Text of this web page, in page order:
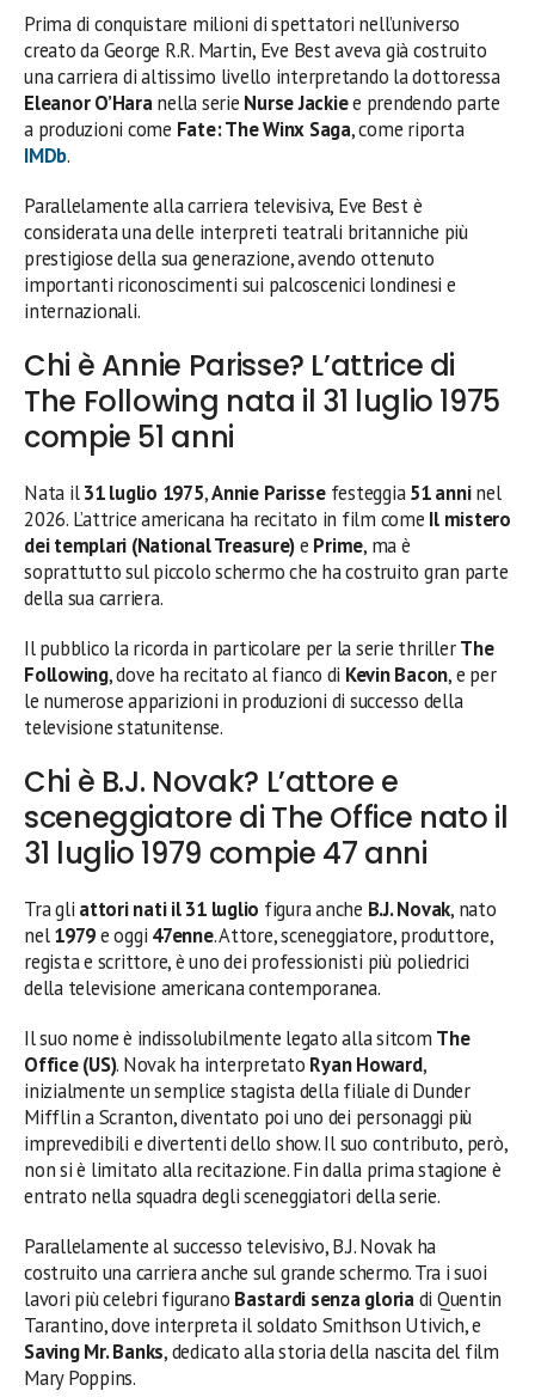
Prima di conquistare milioni di spettatori nell’universo
creato da George R.R. Martin, Eve Best aveva già costruito
una carriera di altissimo livello interpretando la dottoressa
Eleanor O’Haranella serie Nurse Jackiee prendendo parte
a produzioni come Fate: The Winx Saga, come riporta
IMDb.
Parallelamente alla carriera televisiva, Eve Best è
considerata una delle interpreti teatrali britanniche più
prestigiose della sua generazione, avendo ottenuto
importanti riconoscimenti sui palcoscenici londinesi e
internazionali.
Chi è Annie Parisse? L’attrice di
The Following nata il 31 luglio 1975
compie 51 anni
Nata il31 luglio 1975,Annie Parissefesteggia51 anninel
2026. L’attrice americana ha recitato in film come Il mistero
dei templari (National Treasure)e Prime, ma è
soprattutto sul piccolo schermo che ha costruito gran parte
della sua carriera.
Il pubblico la ricorda in particolare per la serie thrillerThe
Following, dove ha recitato al fianco di Kevin Bacon, e per
le numerose apparizioni in produzioni di successo della
televisione statunitense.
Chi è B.J. Novak? L’attore e
sceneggiatore di The Office nato il
31 luglio 1979 compie 47 anni
Tra gli attori nati il 31 luglio figura anche B.J. Novak, nato
nel1979e oggi 47enne. Attore, sceneggiatore, produttore,
regista e scrittore, è uno dei professionisti più poliedrici
della televisione americana contemporanea.
Il suo nome è indissolubilmente legato alla sitcom The
Office (US). Novak ha interpretato Ryan Howard,
inizialmente un semplice stagista della filiale di Dunder
Mifflin a Scranton, diventato poi uno dei personaggi più
imprevedibili e divertenti dello show. Il suo contributo, però,
non si è limitato alla recitazione. Fin dalla prima stagione è
entrato nella squadra degli sceneggiatori della serie.
Parallelamente al successo televisivo, B.J. Novak ha
costruito una carriera anche sul grande schermo. Tra i suoi
lavori più celebri figurano Bastardi senza gloriadi Quentin
Tarantino, dove interpreta il soldato Smithson Utivich, e
Saving Mr. Banks, dedicato alla storia della nascita del film
Mary Poppins.